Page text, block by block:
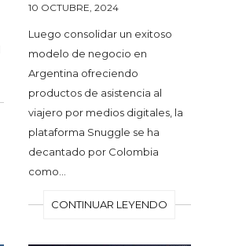
10 OCTUBRE, 2024
Luego consolidar un exitoso
modelo de negocio en
Argentina ofreciendo
productos de asistencia al
viajero por medios digitales, la
plataforma Snuggle se ha
decantado por Colombia
como…
CONTINUAR LEYENDO